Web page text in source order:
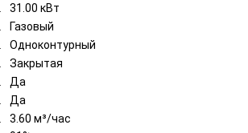
31.00 кВт
Газовый
Одноконтурный
Закрытая
Да
Да
3.60 м³/час